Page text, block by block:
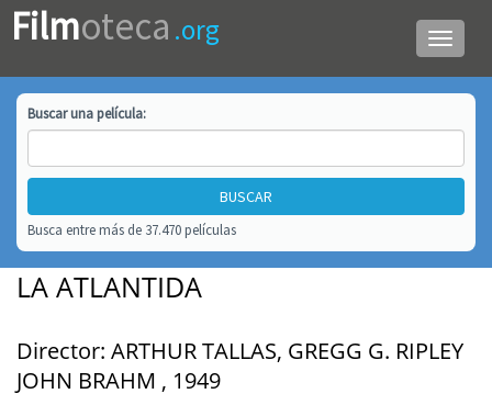
Menú
de
Filmoteca .org
Buscar unapelícula:
Busca entre más de 37.470 películas
LA ATLANTIDA
Director: ARTHUR TALLAS, GREGG G. RIPLEY
JOHN BRAHM , 1949